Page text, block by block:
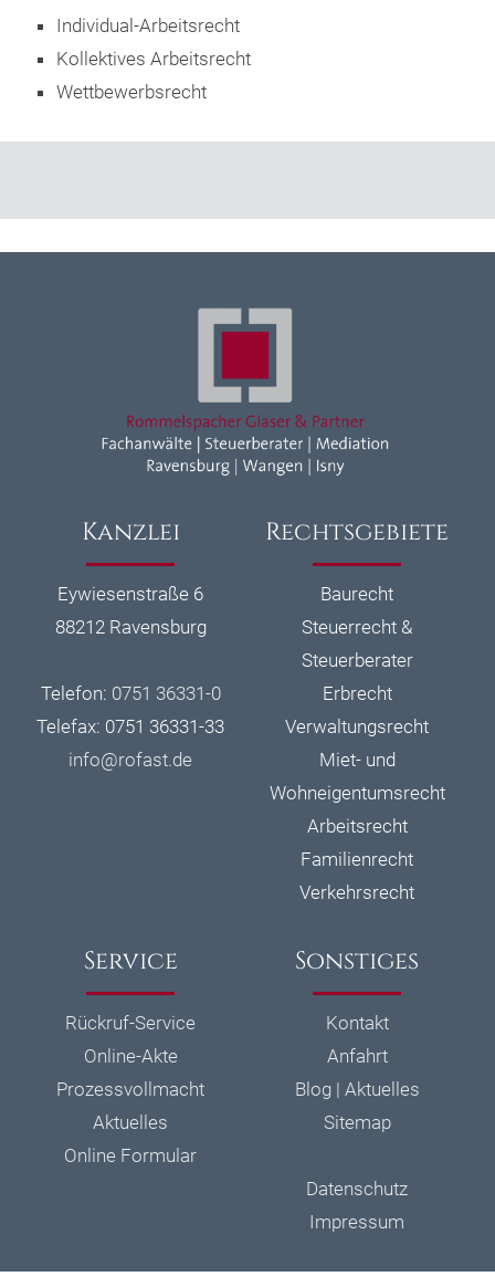
Individual-Arbeitsrecht
Kollektives Arbeitsrecht
Wettbewerbsrecht
Kanzlei
Eywiesenstraße 6
88212 Ravensburg
Telefon: 0751 36331-0
Telefax: 0751 36331-33
info@rofast.de
Rechtsgebiete
Baurecht
Steuerrecht &
Steuerberater
Erbrecht
Verwaltungsrecht
Miet- und
Wohneigentumsrecht
Arbeitsrecht
Familienrecht
Verkehrsrecht
Service
Rückruf-Service
Online-Akte
Prozessvollmacht
Aktuelles
Online Formular
Sonstiges
Kontakt
Anfahrt
Blog | Aktuelles
Sitemap
Datenschutz
Impressum